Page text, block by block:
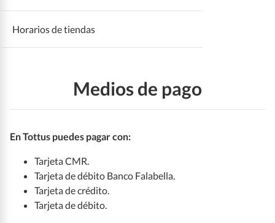
Medios de pago
Desactivar notificaciones
Estado del pedido
Cancelar el pedido
Ayuda con el pedido
Productos con excepciones
Satisfacción garantizada
Horarios de tiendas
Medios de pago
En Tottus puedes pagar con:
Tarjeta CMR.
Tarjeta de débito Banco Falabella.
Tarjeta de crédito.
Tarjeta de débito.